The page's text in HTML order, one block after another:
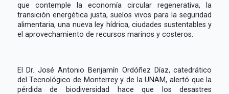
que contemple la economía circular regenerativa, la
transición energética justa, suelos vivos para la seguridad
alimentaria, una nueva ley hídrica, ciudades sustentables y
el aprovechamiento de recursos marinos y costeros.
El Dr. José Antonio Benjamín Ordóñez Díaz, catedrático
del Tecnológico de Monterrey y de la UNAM, alertó que la
pérdida de biodiversidad hace que los desastres